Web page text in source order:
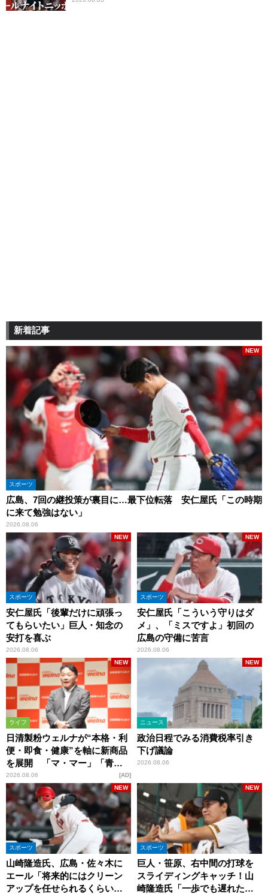
新着記事
スポーツ
広島、7回の継投策が裏目に…最下位転落 安仁屋氏「この時期
に来て勉強はない」
2026.08.06
NEW
スポーツ
安仁屋氏「後輩だけに頑張っ
てもらいたい」巨人・知念の
安打を喜ぶ
2026.08.06
NEW
スポーツ
安仁屋氏「こういう守りはダ
メ」、「ミスですよ」初回の
広島の守備に苦言
2026.08.06
NEW
ライフ
日清製粉ウェルナが“本格・利
便・即食・健康”を軸に新商品
を展開 「マ・マー」「青の
洞窟」ブランドを強化
2026.08.06
NEW
AD
ニュース
政治日程でみる消費税率引き
下げ議論
2026.08.06
NEW
スポーツ
山崎隆造氏、広島・佐々木に
エール「将来的にはクリーン
アップを任せられるくらいま
NEW
スポーツ
巨人・笹原、右中間の打球を
スライディングキャッチ！山
崎隆造氏「一歩でも遅れた
NEW